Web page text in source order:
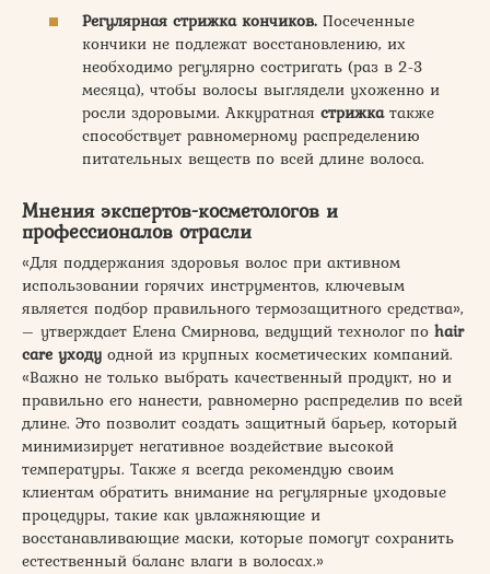
Регулярная стрижка кончиков. Посеченные
кончики не подлежат восстановлению, их
необходимо регулярно состригать (раз в 2-3
месяца), чтобы волосы выглядели ухоженно и
росли здоровыми. Аккуратная стрижкатакже
способствует равномерному распределению
питательных веществ по всей длине волоса.
Мнения экспертов-косметологов и
профессионалов отрасли
«Для поддержания здоровья волос при активном
использовании горячих инструментов, ключевым
является подбор правильного термозащитного средства»,
– утверждает Елена Смирнова, ведущий технолог по hair
care уходу одной из крупных косметических компаний.
«Важно не только выбрать качественный продукт, но и
правильно его нанести, равномерно распределив по всей
длине. Это позволит создать защитный барьер, который
минимизирует негативное воздействие высокой
температуры. Также я всегда рекомендую своим
клиентам обратить внимание на регулярные уходовые
процедуры, такие как увлажняющие и
восстанавливающие маски, которые помогут сохранить
естественный баланс влаги в волосах.»